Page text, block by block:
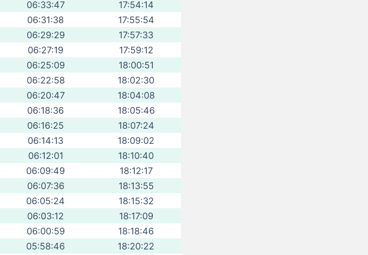
06:33:47
17:54:14
06:31:38
17:55:54
06:29:29
17:57:33
06:27:19
17:59:12
06:25:09
18:00:51
06:22:58
18:02:30
06:20:47
18:04:08
06:18:36
18:05:46
06:16:25
18:07:24
06:14:13
18:09:02
06:12:01
18:10:40
06:09:49
18:12:17
06:07:36
18:13:55
06:05:24
18:15:32
06:03:12
18:17:09
06:00:59
18:18:46
05:58:46
18:20:22